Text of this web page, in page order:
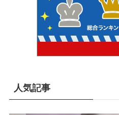
人気記事